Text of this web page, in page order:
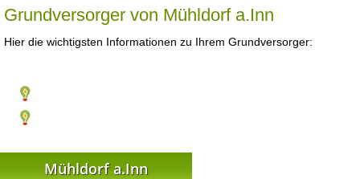
Grundversorger von Mühldorf a.Inn
Hier die wichtigsten Informationen zu Ihrem Grundversorger:
Mühldorf a.Inn